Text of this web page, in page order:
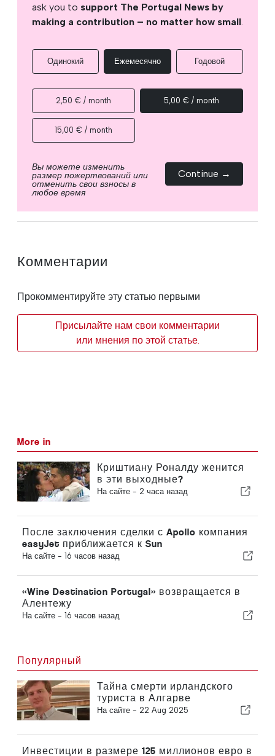
ask you to support The Portugal News by
making a contribution – no matter how small.
Одинокий Ежемесячно Годовой
2,50 € / month 5,00 € / month
15,00 € / month
Вы можете изменить
размер пожертвований или
отменить свои взносы в
любое время
Continue →
Комментарии
Прокомментируйте эту статью первыми
Присылайте нам свои комментарии
или мнения по этой статье.
More in
Криштиану Роналду женится
в эти выходные?
На сайте - 2 часа назад
После заключения сделки с Apollo компания
easyJet приближается к Sun
На сайте - 16 часов назад
«Wine Destination Portugal» возвращается в
Алентежу
На сайте - 16 часов назад
Популярный
Тайна смерти ирландского
туриста в Алгарве
На сайте - 22 Aug 2025
Инвестиции в размере 125 миллионов евро в